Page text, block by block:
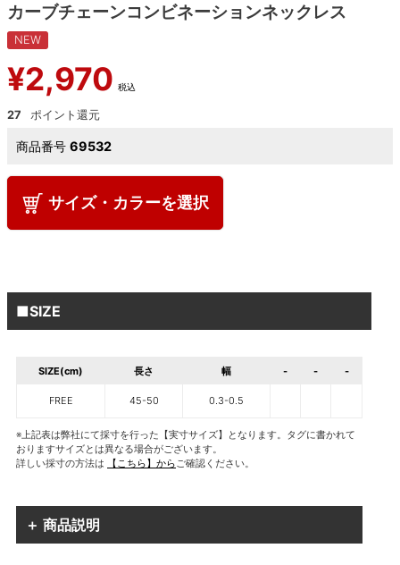
カーブチェーンコンビネーションネックレス
NEW
¥2,970 税込
27
商品番号 69532
サイズ・カラーを選択
■SIZE
SIZE(cm) 長さ 幅 - - -
FREE 45-50 0.3-0.5
※上記表は弊社にて採寸を行った【実寸サイズ】となります。タグに書かれて
おりますサイズとは異なる場合がございます。
詳しい採寸の方法は
【こちら】からご確認ください。
＋ 商品説明